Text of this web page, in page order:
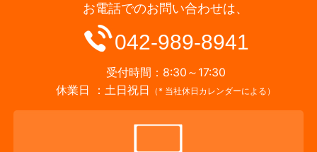
お電話でのお問い合わせは、
042-989-8941
受付時間：8:30～17:30
休業日 ：土日祝日 （* 当社休日カレンダーによる）